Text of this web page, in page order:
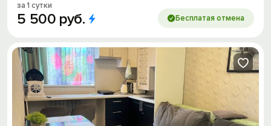
за 1 сутки
5 500 руб. Бесплатая отмена